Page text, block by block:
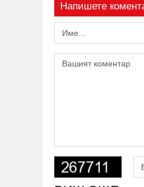
Напишете